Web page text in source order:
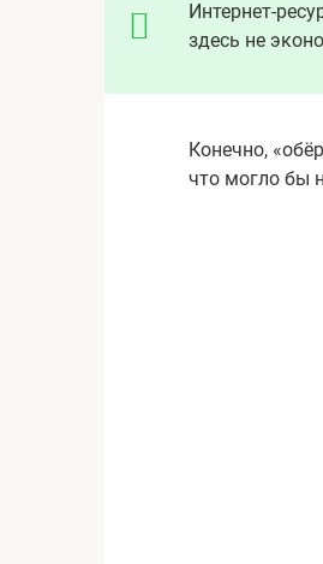
Интернет-
здесь не
Конечно,
что могло бы